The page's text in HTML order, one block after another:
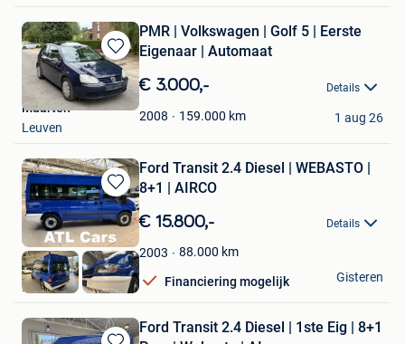
Bewaren
in
Mijn
Favorieten
PMR | Volkswagen | Golf 5 | Eerste
Eigenaar | Automaat
€ 3.000,- Details
2008 159.000 km
Maarten
Leuven
1 aug 26
Bewaren
in
Mijn
Favorieten
Ford Transit 2.4 Diesel | WEBASTO |
8+1 | AIRCO
€ 15.800,- Details
2003 88.000 km
Financiering mogelijk
ATL Cars
Hasselt
Gisteren
Ford Transit 2.4 Diesel | 1ste Eig | 8+1